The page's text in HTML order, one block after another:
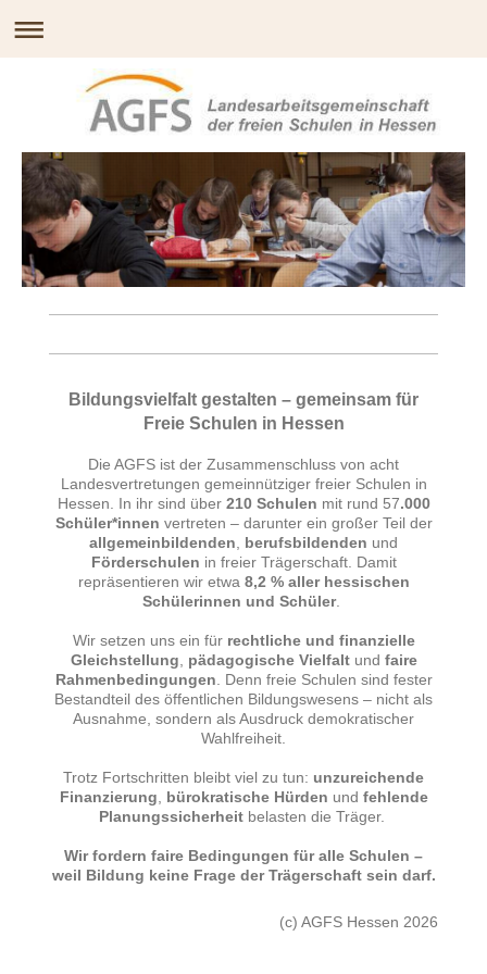
Bildungsvielfalt gestalten – gemeinsam für
Freie Schulen in Hessen
Die AGFS ist der Zusammenschluss von acht
Landesvertretungen gemeinnütziger freier Schulen in
Hessen. In ihr sind über 210 Schulen mit rund 57.000
Schüler*innen vertreten – darunter ein großer Teil der
allgemeinbildenden
berufsbildenden und
Förderschulen in freier Trägerschaft. Damit
repräsentieren wir etwa 8,2 % aller hessischen
Schülerinnen und Schüler.
Wir setzen uns ein für rechtliche und finanzielle
Gleichstellung
pädagogische Vielfaltund faire
Rahmenbedingungen . Denn freie Schulen sind fester
Bestandteil des öffentlichen Bildungswesens – nicht als
Ausnahme, sondern als Ausdruck demokratischer
Wahlfreiheit.
Trotz Fortschritten bleibt viel zu tun: unzureichende
Finanzierung
bürokratische Hürden und fehlende
Planungssicherheitbelasten die Träger.
Wir fordern faire Bedingungen für alle Schulen –
weil Bildung keine Frage der Trägerschaft sein darf.
(c) AGFS Hessen 2026